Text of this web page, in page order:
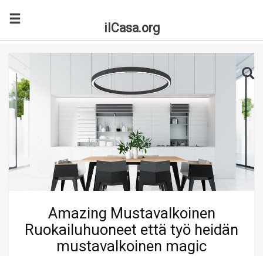
ilCasa.org
Search for:
Amazing Mustavalkoinen
Ruokailuhuoneet että työ heidän
mustavalkoinen magic